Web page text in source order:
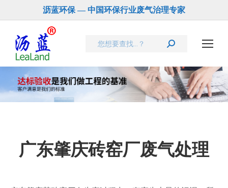
沥蓝环保 — 中国环保行业废气治理专家
Search:
您在这里：
广东肇庆砖窑厂废气处理